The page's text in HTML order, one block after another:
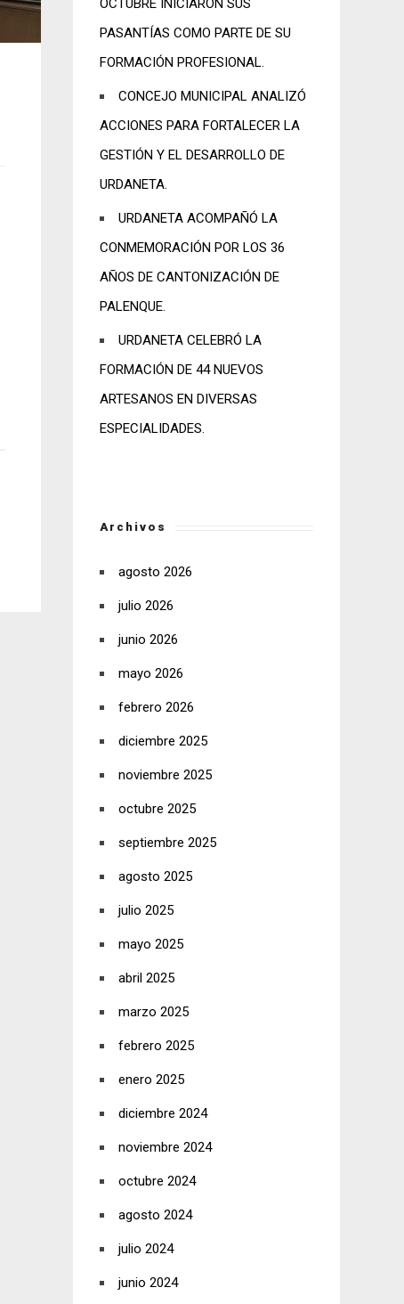
OCTUBRE INICIARON SUS
PASANTÍAS COMO PARTE DE SU
FORMACIÓN PROFESIONAL.
CONCEJO MUNICIPAL ANALIZÓ
ACCIONES PARA FORTALECER LA
GESTIÓN Y EL DESARROLLO DE
URDANETA.
URDANETA ACOMPAÑÓ LA
CONMEMORACIÓN POR LOS 36
AÑOS DE CANTONIZACIÓN DE
PALENQUE.
URDANETA CELEBRÓ LA
FORMACIÓN DE 44 NUEVOS
ARTESANOS EN DIVERSAS
ESPECIALIDADES.
Archivos
agosto 2026
julio 2026
junio 2026
mayo 2026
febrero 2026
diciembre 2025
noviembre 2025
octubre 2025
septiembre 2025
agosto 2025
julio 2025
mayo 2025
abril 2025
marzo 2025
febrero 2025
enero 2025
diciembre 2024
noviembre 2024
octubre 2024
agosto 2024
julio 2024
junio 2024